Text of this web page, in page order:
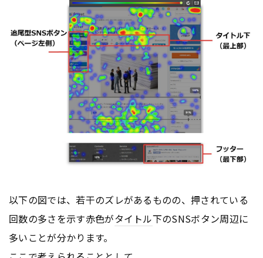
以下の図では、若干のズレがあるものの、押されている
回数の多さを示す赤色がタイトル下のSNSボタン周辺に
多いことが分かります。